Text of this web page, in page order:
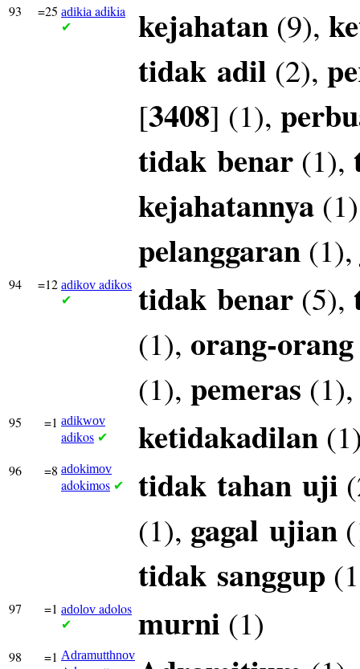
93 =25 adikia adikia
✔ kejahatan (9),
tidak adil (2),
[3408] (1),
tidak benar (1),
kejahatannya
pelanggaran (1),
94 =12 adikov adikos
✔ tidak benar (5),
(1), orang-orang
(1), pemeras
95 =1 adikwov
adikos ✔ ketidakadilan
96 =8 adokimov
adokimos ✔ tidak tahan uji
(1), gagal ujian
tidak sanggup
97 =1 adolov adolos
✔ murni (1)
98 =1 Adramutthnov